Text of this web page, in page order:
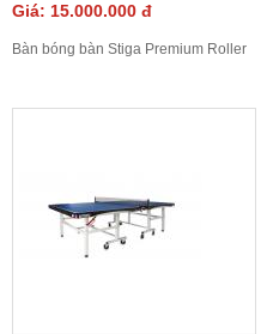
Giá: 15.000.000 đ
Bàn bóng bàn Stiga Premium Roller